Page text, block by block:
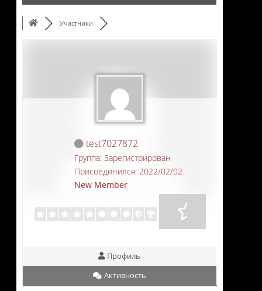
Участники
test7027872
Группа: Зарегистрирован
Присоединился: 2022/02/02
New Member
Профиль
Активность